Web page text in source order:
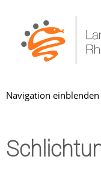
Navigation einblenden